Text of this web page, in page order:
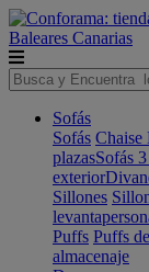
Baleares Canarias
Sofás
Sofás Chaise
plazasSofás
exterior
Sillones
Puffs Puffs
almacenaje